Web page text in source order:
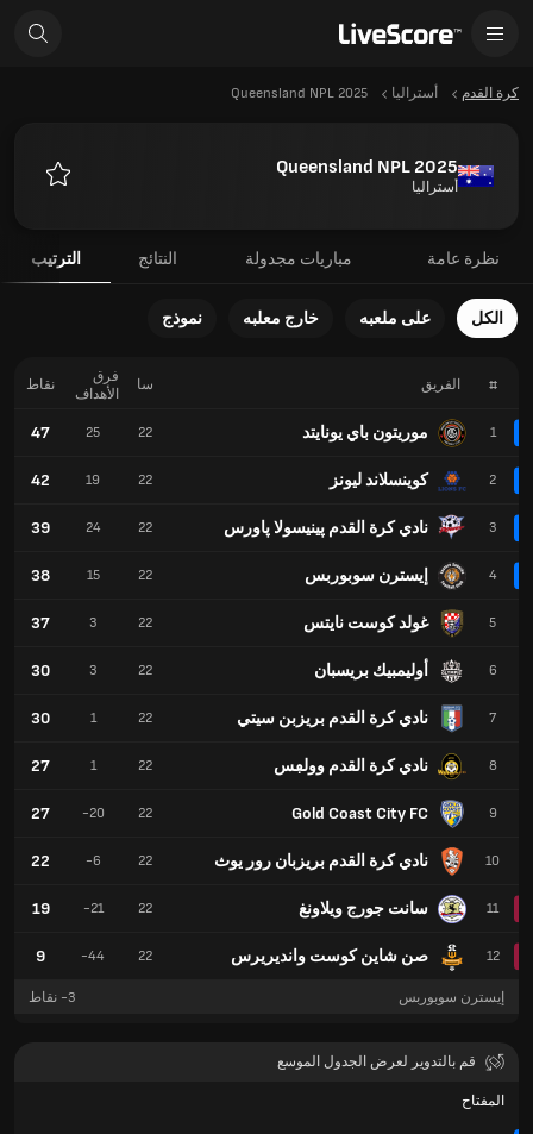
كرة القدم أستراليا Queensland NPL 2025
Queensland NPL 2025
أستراليا
نظرة عامة مباريات مجدولة النتائج الترتيب
الكل على ملعبه خارج معلبه نموذج
# الفريق
1 موريتون باي يونايتد
2 كوينسلاند ليونز
3 نادي كرة القدم پينيسولا پاورس
4 إيسترن سوبوربس
5 غولد كوست نايتس
6 أوليمبيك بريسبان
7 نادي كرة القدم بريزبن سيتي
8 نادي كرة القدم وولڢس
9
Gold Coast City FC
10 نادي كرة القدم بريزبان رور يوث
11 سانت جورج ويلاونغ
12 صن شاين كوست وانديريرس
سا
فرق
الأهداف
نقاط
22
25
47
22
19
42
22
24
39
22
15
38
22
3
37
22
3
30
22
1
30
22
1
27
22
-20
27
22
-6
22
22
-21
19
22
-44
9
إيسترن سوبوربس -3 نقاط
قم بالتدوير لعرض الجدول الموسع
المفتاح